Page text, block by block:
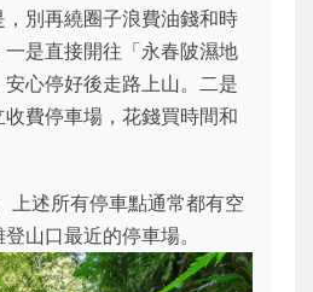
別再繞圈子浪費油錢和時
是直接開往「永春陂濕地
心停好後走路上山。二是
費停車場，花錢買時間和
上述所有停車點通常都有空
山口最近的停車場。